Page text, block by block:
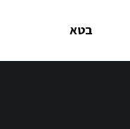
בטא